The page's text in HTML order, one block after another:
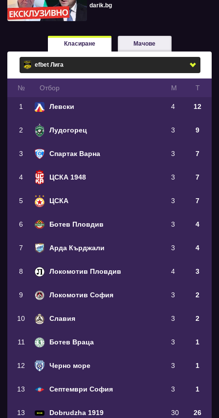
darik.bg
Класиране Мачове
№ Oтбор М Т
1 Левски 4 12
2 Лудогорец 3 9
3 Спартак Варна 3 7
4 ЦСКА 1948 3 7
5 ЦСКА 3 7
6 Ботев Пловдив 3 4
7 Арда Кърджали 3 4
8 Локомотив Пловдив 4 3
9 Локомотив София 3 2
10 Славия 3 2
11 Ботев Враца 3 1
12 Черно море 3 1
13 Септември София 3 1
13 Dobrudzha 1919 30 26